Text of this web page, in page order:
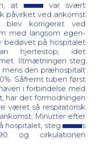
at
var svært
påvirket ved ankomst
korrigeret ved
med langsom egen-
bedøvet på hospitalet
hjertestop, idet
Iltmætningen steg
mens den præhospitalt
Såfremt tuben først
i forbindelse med
har det formodningen
været så respiratorisk
Minutter efter
hospitalet, steg
s
og cirkulationen